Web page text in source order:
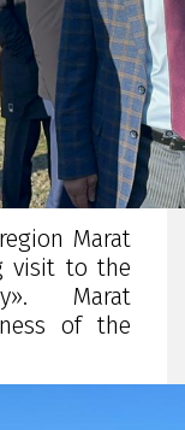
Marat
visit to the
Marat
of the